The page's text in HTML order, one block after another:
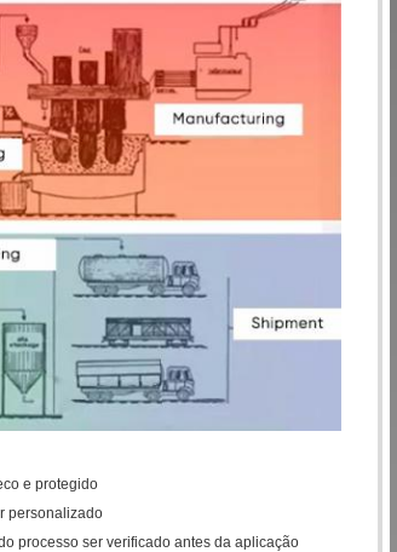
e protegido
personalizado
processo ser verificado antes da aplicação